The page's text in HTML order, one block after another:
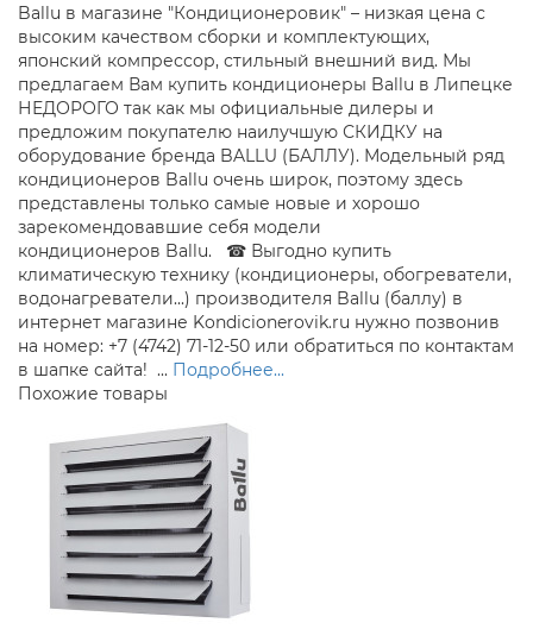
Ballu в магазине "Кондиционеровик" – низкая цена с
высоким качеством сборки и комплектующих,
японский компрессор, стильный внешний вид. Мы
предлагаем Вам купить кондиционеры Ballu в Липецке
НЕДОРОГО так как мы официальные дилеры и
предложим покупателю наилучшую СКИДКУ на
оборудование бренда BALLU (БАЛЛУ). Модельный ряд
кондиционеров Ballu очень широк, поэтому здесь
представлены только самые новые и хорошо
зарекомендовавшие себя модели
кондиционеров Ballu. ☎ Выгодно купить
климатическую технику (кондиционеры, обогреватели,
водонагреватели...) производителя Ballu (баллу) в
интернет магазине Kondicionerovik.ru нужно позвонив
на номер: +7 (4742) 71-12-50 или обратиться по контактам
в шапке сайта! ... Подробнее...
Похожие товары